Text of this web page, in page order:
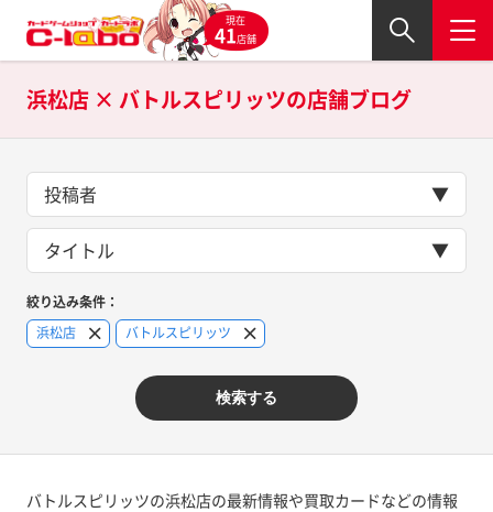
現在
41店舗
浜松店 × バトルスピリッツの店舗ブログ
投稿者
タイトル
絞り込み条件：
浜松店
バトルスピリッツ
検索する
バトルスピリッツの浜松店の最新情報や買取カードなどの情報